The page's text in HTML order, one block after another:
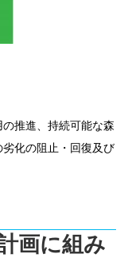
推進、持続可能な森
化の阻止・回復及び
画に組み